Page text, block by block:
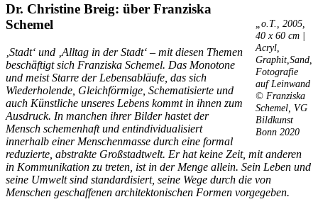
„o.T., 2005,
40 x 60 cm |
Acryl,
Graphit,Sand,
Fotografie
auf Leinwand
© Franziska
Schemel, VG
Bildkunst
Bonn 2020
Dr. Christine Breig: über Franziska
Schemel
‚Stadt‘ und ‚Alltag in der Stadt‘ – mit diesen Themen
beschäftigt sich Franziska Schemel. Das Monotone
und meist Starre der Lebensabläufe, das sich
Wiederholende, Gleichförmige, Schematisierte und
auch Künstliche unseres Lebens kommt in ihnen zum
Ausdruck. In manchen ihrer Bilder hastet der
Mensch schemenhaft und entindividualisiert
innerhalb einer Menschenmasse durch eine formal
reduzierte, abstrakte Großstadtwelt. Er hat keine Zeit, mit anderen
in Kommunikation zu treten, ist in der Menge allein. Sein Leben und
seine Umwelt sind standardisiert, seine Wege durch die von
Menschen geschaffenen architektonischen Formen vorgegeben.